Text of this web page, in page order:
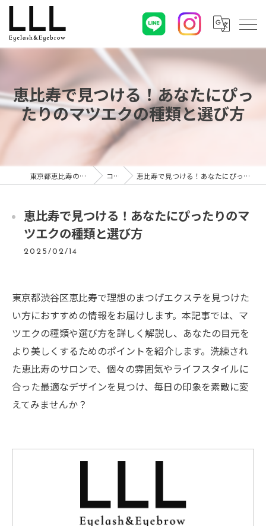
恵比寿で見つける！あなたにぴっ
たりのマツエクの種類と選び方
東京都恵比寿のマツエクならLLL コラム 恵比寿で見つける！あなたにぴったりのマツエクの種類と選び方
恵比寿で見つける！あなたにぴったりのマ
ツエクの種類と選び方
2025/02/14
東京都渋谷区恵比寿で理想のまつげエクステを見つけた
い方におすすめの情報をお届けします。本記事では、マ
ツエクの種類や選び方を詳しく解説し、あなたの目元を
より美しくするためのポイントを紹介します。洗練され
た恵比寿のサロンで、個々の雰囲気やライフスタイルに
合った最適なデザインを見つけ、毎日の印象を素敵に変
えてみませんか？